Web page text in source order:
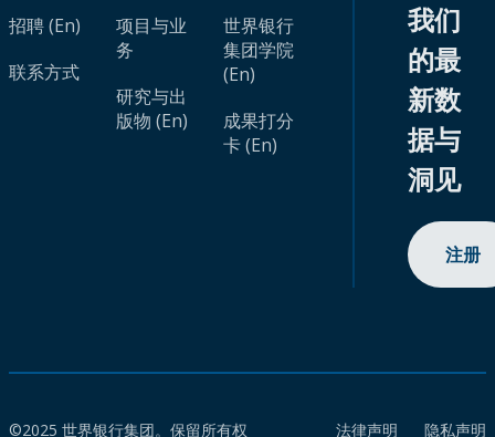
招聘 (En)
联系方式
项目与业
务
研究与出
版物 (En)
世界银行
集团学院
(En)
成果打分
卡 (En)
我们
的最
新数
据与
洞见
注册
©2025 世界银行集团。保留所有权 法律声明 隐私声明